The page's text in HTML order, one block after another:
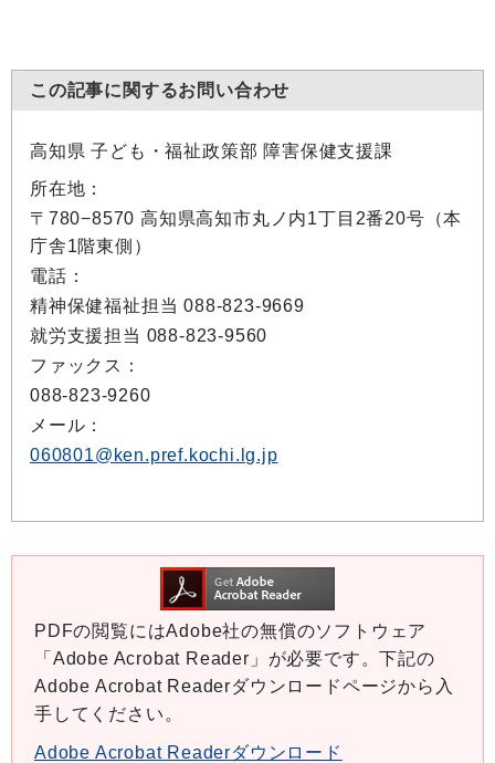
この記事に関するお問い合わせ
高知県 子ども・福祉政策部 障害保健支援課
所在地：
〒780−8570 高知県高知市丸ノ内1丁目2番20号（本
庁舎1階東側）
電話：
精神保健福祉担当 088-823-9669
就労支援担当 088-823-9560
ファックス：
088-823-9260
メール：
060801@ken.pref.kochi.lg.jp
PDFの閲覧にはAdobe社の無償のソフトウェア
「Adobe Acrobat Reader」が必要です。下記の
Adobe Acrobat Readerダウンロードページから入
手してください。
Adobe Acrobat Readerダウンロード